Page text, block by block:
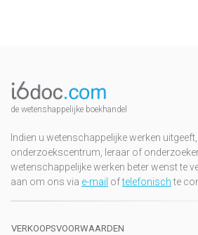
de wetenshappelijke boekhandel
Indien u wetenschappelijke werken uitgeeft,
onderzoekscentrum, leraar of
wetenschappelijke werken beter wenst te
aan om ons via e-mail oftelefonischte
VERKOOPSVOORWAARDEN